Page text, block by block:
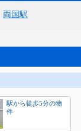
両国駅
駅から徒歩5分の物
件